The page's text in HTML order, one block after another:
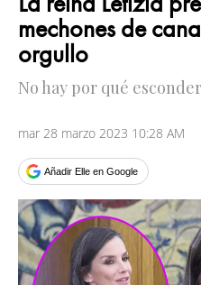
mechones de
orgullo
No hay por qué
mar 28 marzo 2023 10:28 AM
Añadir Elle en Google